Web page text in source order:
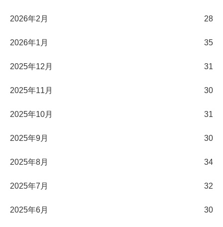
2026年2月 28
2026年1月 35
2025年12月 31
2025年11月 30
2025年10月 31
2025年9月 30
2025年8月 34
2025年7月 32
2025年6月 30